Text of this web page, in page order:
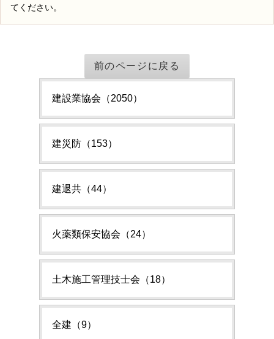
てください。
前のページに戻る
建設業協会（2050）
建災防（153）
建退共（44）
火薬類保安協会（24）
土木施工管理技士会（18）
全建（9）